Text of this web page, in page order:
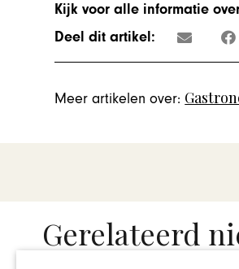
Kijk voor alle informatie
Deel dit artikel:
Meer artikelen over:
Gerelateerd